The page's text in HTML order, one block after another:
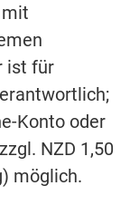
ist für
Konto oder
NZD 1,50
möglich.